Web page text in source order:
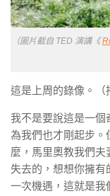
（圖片截自 TED 演講《
這是上周的錄像。（
我不是要說這是一個
為我們也才剛起步。
麼，馬里奧教我們
失去的，想想你擁有
一次機遇，這就是我